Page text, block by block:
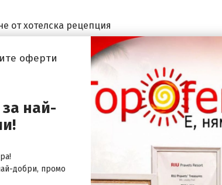
от хотелска рецепция
(143,16€) за пакет от 3 дни и 60лв (30,68€)
оферти
най-
добри, промо